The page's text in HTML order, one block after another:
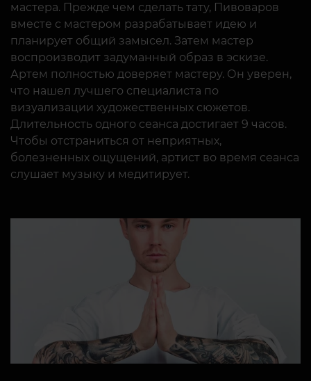
мастера. Прежде чем сделать тату, Пивоваров
вместе с мастером разрабатывает идею и
планирует общий замысел. Затем мастер
воспроизводит задуманный образ в эскизе.
Артем полностью доверяет мастеру. Он уверен,
что нашел лучшего специалиста по
визуализации художественных сюжетов.
Длительность одного сеанса достигает 9 часов.
Чтобы отстраниться от неприятных,
болезненных ощущений, артист во время сеанса
слушает музыку и медитирует.